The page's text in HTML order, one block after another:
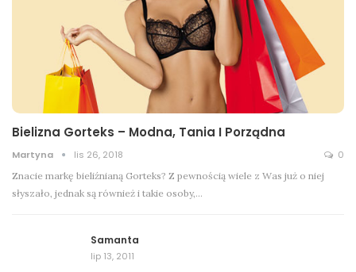
Bielizna Gorteks – Modna, Tania I Porządna
Martyna lis 26, 2018 0
Znacie markę bieliźnianą Gorteks? Z pewnością wiele z Was już o niej
słyszało, jednak są również i takie osoby,…
Samanta
lip 13, 2011